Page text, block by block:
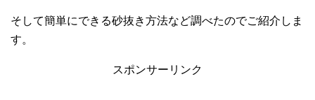
そして簡単にできる砂抜き方法など調べたのでご紹介しま
す。
スポンサーリンク